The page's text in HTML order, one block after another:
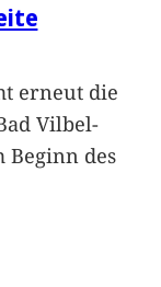
erneut die
Vilbel-
Beginn des